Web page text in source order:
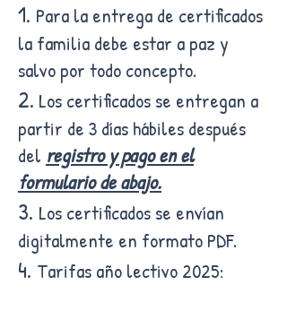
1. Para la entrega de certificados
la familia debe estar a paz y
salvo por todo concepto.
2. Los certificados se entregan a
partir de 3 días hábiles después
del registro y pago en el
formulario de abajo.
3. Los certificados se envían
digitalmente en formato PDF.
4. Tarifas año lectivo 2025: